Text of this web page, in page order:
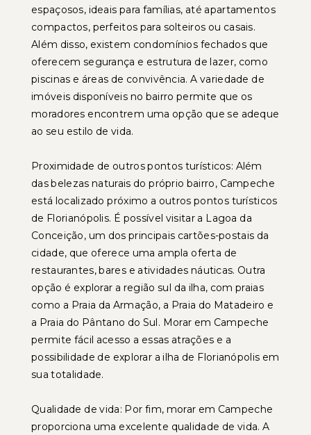
espaçosos, ideais para famílias, até apartamentos
compactos, perfeitos para solteiros ou casais.
Além disso, existem condomínios fechados que
oferecem segurança e estrutura de lazer, como
piscinas e áreas de convivência. A variedade de
imóveis disponíveis no bairro permite que os
moradores encontrem uma opção que se adeque
ao seu estilo de vida.
Proximidade de outros pontos turísticos: Além
das belezas naturais do próprio bairro, Campeche
está localizado próximo a outros pontos turísticos
de Florianópolis. É possível visitar a Lagoa da
Conceição, um dos principais cartões-postais da
cidade, que oferece uma ampla oferta de
restaurantes, bares e atividades náuticas. Outra
opção é explorar a região sul da ilha, com praias
como a Praia da Armação, a Praia do Matadeiro e
a Praia do Pântano do Sul. Morar em Campeche
permite fácil acesso a essas atrações e a
possibilidade de explorar a ilha de Florianópolis em
sua totalidade.
Qualidade de vida: Por fim, morar em Campeche
proporciona uma excelente qualidade de vida. A